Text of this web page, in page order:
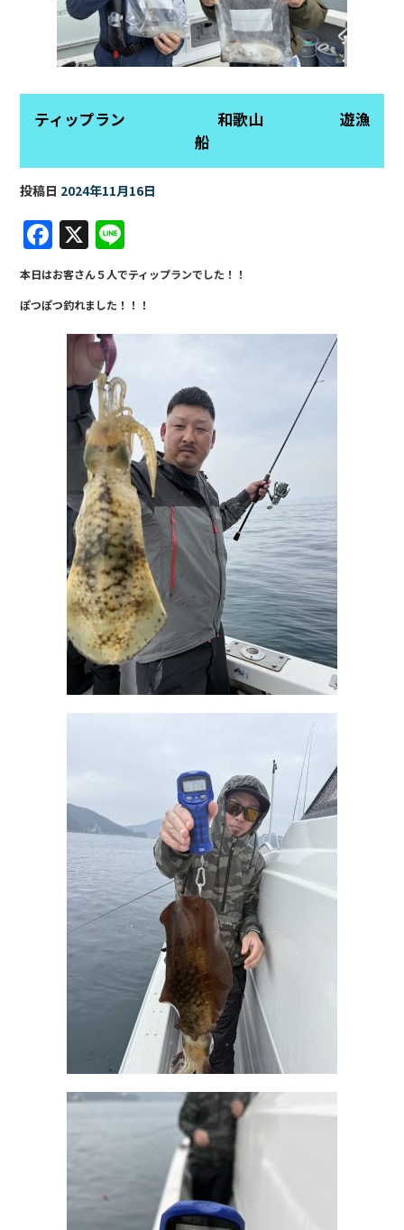
ティップラン 和歌山 遊漁
船
投稿日 2024年11月16日
F
a
c
e
b
o
X
n
e
本日はお客さん５人でティップランでした！！
ぽつぽつ釣れました！！！